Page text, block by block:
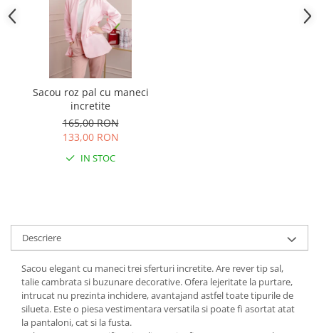
Sacou roz pal cu maneci
incretite
165,00 RON
133,00 RON
IN STOC
Descriere
Sacou elegant cu maneci trei sferturi incretite. Are rever tip sal,
talie cambrata si buzunare decorative. Ofera lejeritate la purtare,
intrucat nu prezinta inchidere, avantajand astfel toate tipurile de
silueta. Este o piesa vestimentara versatila si poate fi asortat atat
la pantaloni, cat si la fusta.